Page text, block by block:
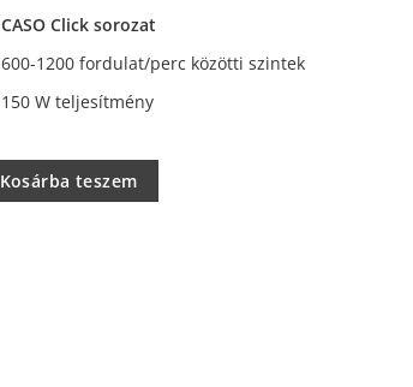
CASO Click sorozat
600-1200 fordulat/perc közötti szintek
150 W teljesítmény
Kosárba teszem